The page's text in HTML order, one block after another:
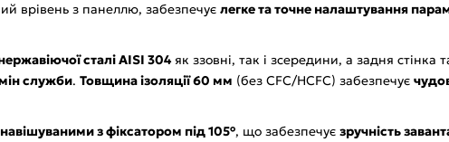
врівень з панеллю, забезпечує легке та точне налаштування
сталі AISI 304як ззовні, так і зсередини, а задня стінка
служби. Товщина ізоляції 60 мм (без CFC/HCFC) забезпечує
з фіксатором під 105°, що забезпечує зручність